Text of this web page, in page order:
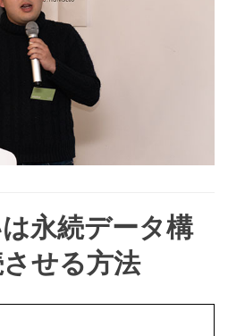
永続データ構
せる方法